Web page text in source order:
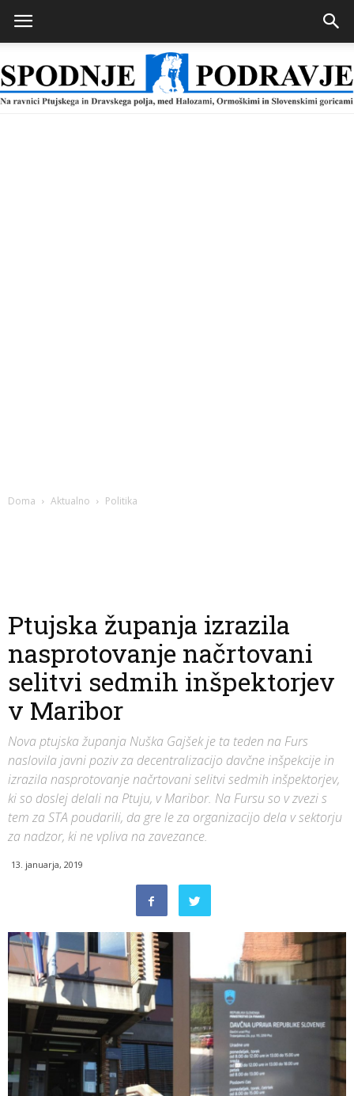
Doma Aktualno Politika
Ptujska županja izrazila
nasprotovanje načrtovani
selitvi sedmih inšpektorjev
v Maribor
Nova ptujska županja Nuška Gajšek je ta teden na Furs
naslovila javni poziv za decentralizacijo davčne inšpekcije in
izrazila nasprotovanje načrtovani selitvi sedmih inšpektorjev,
ki so doslej delali na Ptuju, v Maribor. Na Fursu so v zvezi s
tem za STA poudarili, da gre le za organizacijo dela v sektorju
za nadzor, ki ne vpliva na zavezance.
13. januarja, 2019